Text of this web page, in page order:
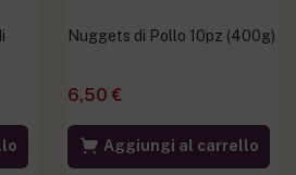
Nuggets di Pollo 10pz (400g)
6,50 €
Aggiungi al carrello